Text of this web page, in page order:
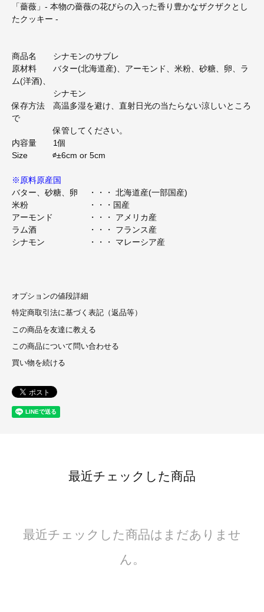
「薔薇」- 本物の薔薇の花びらの入った香り豊かなザクザクとし
たクッキー -
商品名 シナモンのサブレ
原材料 バター(北海道産)、アーモンド、米粉、砂糖、卵、ラ
ム(洋酒)、
シナモン
保存方法 高温多湿を避け、直射日光の当たらない涼しいところ
で
保管してください。
内容量 1個
Size ∅±6cm or 5cm
※原料原産国
バター、砂糖、卵 ・・・ 北海道産(一部国産)
米粉 ・・・国産
アーモンド ・・・ アメリカ産
ラム酒 ・・・ フランス産
シナモン ・・・ マレーシア産
オプションの値段詳細
特定商取引法に基づく表記（返品等）
この商品を友達に教える
この商品について問い合わせる
買い物を続ける
最近チェックした商品
最近チェックした商品はまだありませ
ん。